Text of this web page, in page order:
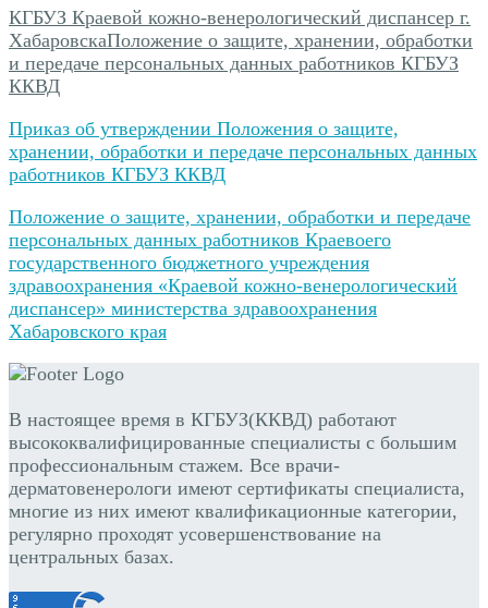
КГБУЗ Краевой кожно-венерологический диспансер г.
ХабаровскаПоложение о защите, хранении, обработки
и передаче персональных данных работников КГБУЗ
ККВД
Приказ об утверждении Положения о защите,
хранении, обработки и передаче персональных данных
работников КГБУЗ ККВД
Положение о защите, хранении, обработки и передаче
персональных данных работников Краевоего
государственного бюджетного учреждения
здравоохранения «Краевой кожно-венерологический
диспансер» министерства здравоохранения
Хабаровского края
В настоящее время в КГБУЗ(ККВД) работают
высококвалифицированные специалисты с большим
профессиональным стажем. Все врачи-
дерматовенерологи имеют сертификаты специалиста,
многие из них имеют квалификационные категории,
регулярно проходят усовершенствование на
центральных базах.